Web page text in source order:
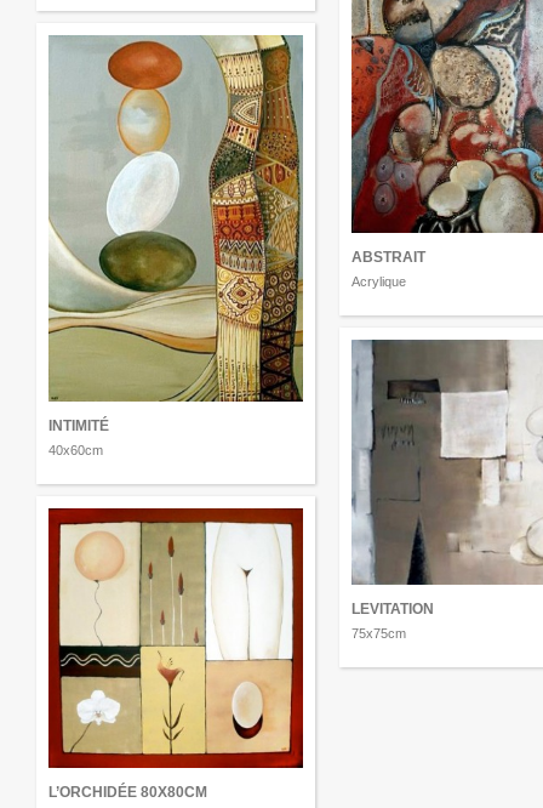
ABSTRAIT
Acrylique
INTIMITÉ
40x60cm
LEVITATION
75x75cm
L’ORCHIDÉE 80X80CM